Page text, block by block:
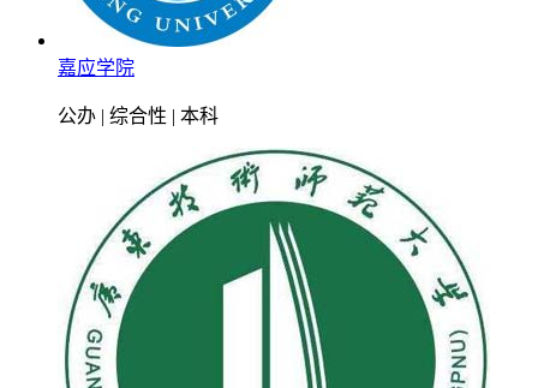
嘉应学院
公办 | 综合性 | 本科